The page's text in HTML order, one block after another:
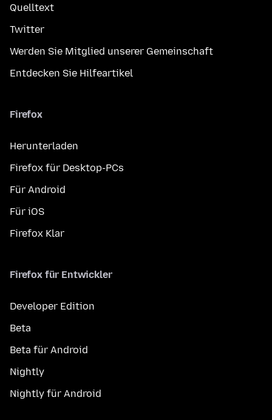
Quelltext
Twitter
Werden Sie Mitglied unserer Gemeinschaft
Entdecken Sie Hilfeartikel
Firefox
Herunterladen
Firefox für Desktop-PCs
Für Android
Für iOS
Firefox Klar
Firefox für Entwickler
Developer Edition
Beta
Beta für Android
Nightly
Nightly für Android